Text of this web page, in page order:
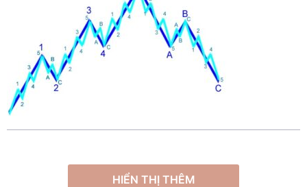
HIỂN THỊ THÊM